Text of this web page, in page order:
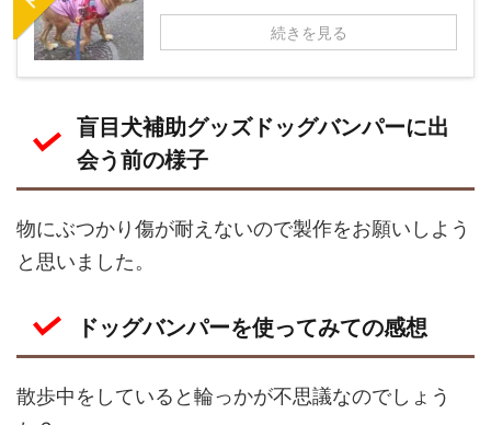
続きを見る
盲目犬補助グッズドッグバンパーに出
会う前の様子
物にぶつかり傷が耐えないので製作をお願いしよう
と思いました。
ドッグバンパーを使ってみての感想
散歩中をしていると輪っかが不思議なのでしょう